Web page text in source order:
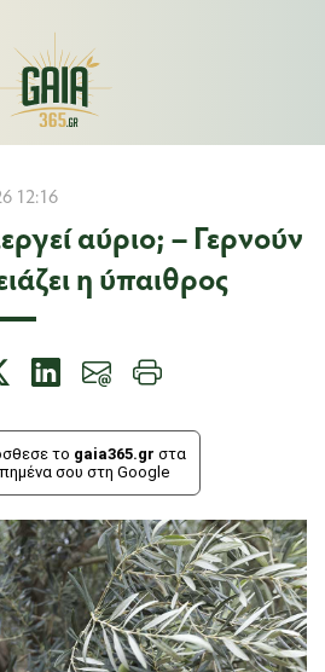
12:16
αύριο; – Γερνούν
η ύπαιθρος
το gaia365.gr στα
σου στη Google